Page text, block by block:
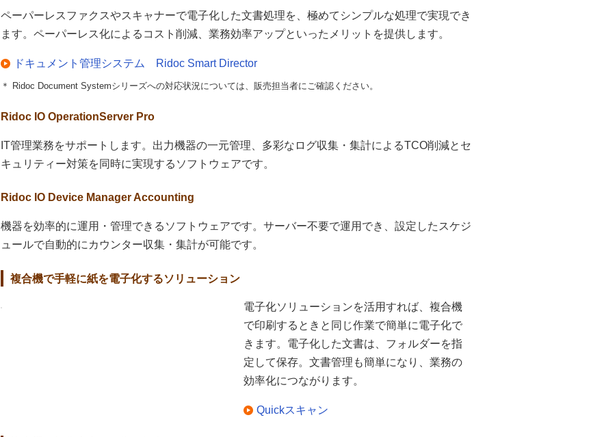
ペーパーレスファクスやスキャナーで電子化した文書処理を、極めてシンプルな処理で実現でき
ます。ペーパーレス化によるコスト削減、業務効率アップといったメリットを提供します。
ドキュメント管理システム Ridoc Smart Director
＊ Ridoc Document Systemシリーズへの対応状況については、販売担当者にご確認ください。
Ridoc IO OperationServer Pro
IT管理業務をサポートします。出力機器の一元管理、多彩なログ収集・集計によるTCO削減とセ
キュリティー対策を同時に実現するソフトウェアです。
Ridoc IO Device Manager Accounting
機器を効率的に運用・管理できるソフトウェアです。サーバー不要で運用でき、設定したスケジ
ュールで自動的にカウンター収集・集計が可能です。
複合機で手軽に紙を電子化するソリューション
電子化ソリューションを活用すれば、複合機
で印刷するときと同じ作業で簡単に電子化で
きます。電子化した文書は、フォルダーを指
定して保存。文書管理も簡単になり、業務の
効率化につながります。
Quickスキャン